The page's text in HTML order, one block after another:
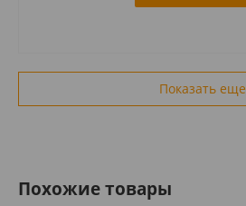
Показать еще
Похожие товары